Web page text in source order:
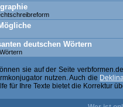
deutschen Wörtern
sie auf der Seite
nutzen. Auch die
für Ihre Texte bietet die Korrektur